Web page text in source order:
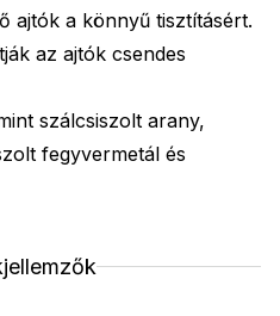
ajtók a könnyű tisztításért.
az ajtók csendes
szálcsiszolt arany,
fegyvermetál és